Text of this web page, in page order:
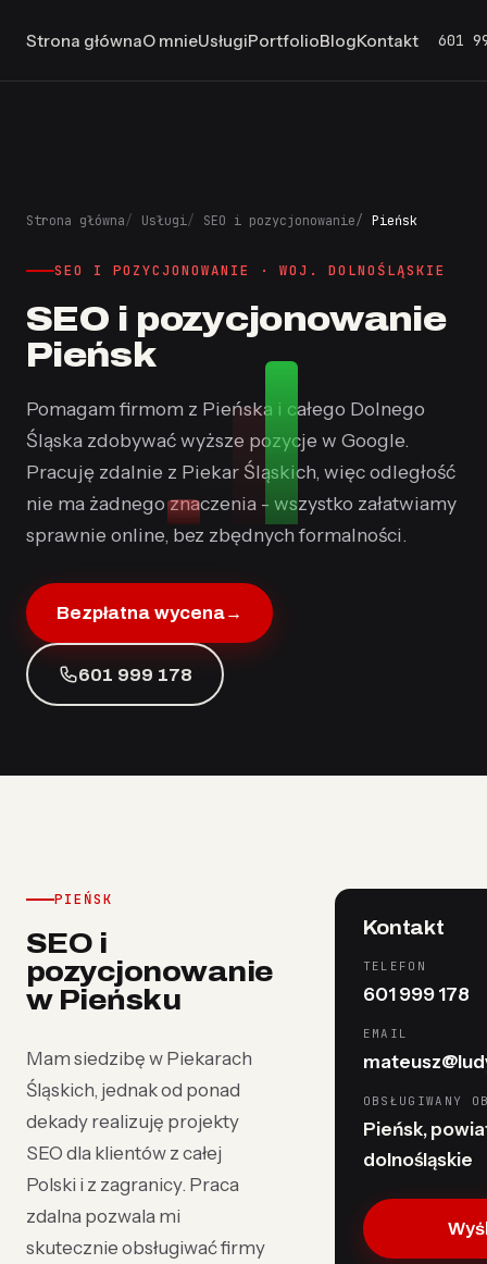
Strona głównaO mnieUsługiPortfolioBlogKontakt 601
#1
Strona główna Usługi SEO i pozycjonowanie Pieńsk
SEO I POZYCJONOWANIE · WOJ. DOLNOŚLĄSKIE
SEO i pozycjonowanie
Pieńsk
Pomagam firmom z Pieńska i całego Dolnego
Śląska zdobywać wyższe pozycje w Google.
Pracuję zdalnie z Piekar Śląskich, więc odległość
nie ma żadnego znaczenia - wszystko załatwiamy
sprawnie online, bez zbędnych formalności.
Bezpłatna wycena→
601 999 178
PIEŃSK
SEO i
pozycjonowanie
w Pieńsku
Mam siedzibę w Piekarach
Śląskich, jednak od ponad
dekady realizuję projekty
SEO dla klientów z całej
Polski i z zagranicy. Praca
zdalna pozwala mi
skutecznie obsługiwać firmy
Kontakt
TELEFON
601 999 178
EMAIL
OBSŁUGIWANY
Pieńsk,
dolnośląskie